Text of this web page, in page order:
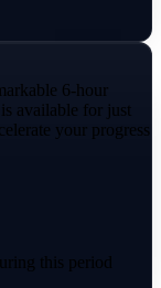
6-hour
is available for just
your progress
this period